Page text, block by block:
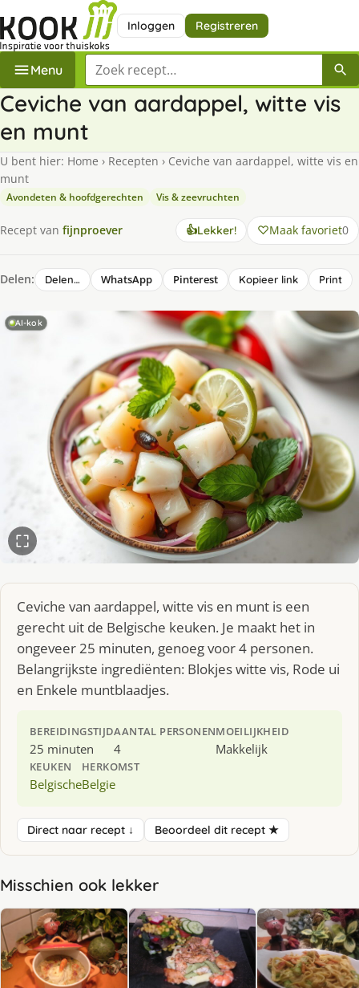
Inloggen Registreren
Menu Zoek een recept
Ceviche van aardappel, witte vis
en munt
U bent hier: Home › Recepten › Ceviche van aardappel, witte vis en
munt
Avondeten & hoofdgerechten Vis & zeevruchten
Recept van fijnproever 👍Lekker! Maak favoriet0
Delen: Delen… WhatsApp Pinterest Kopieer link Print
AI-kok
Ceviche van aardappel, witte vis en munt is een
gerecht uit de Belgische keuken. Je maakt het in
ongeveer 25 minuten, genoeg voor 4 personen.
Belangrijkste ingrediënten: Blokjes witte vis, Rode ui
en Enkele muntblaadjes.
BEREIDINGSTIJD
25 minuten
AANTAL PERSONEN
4
MOEILIJKHEID
Makkelijk
KEUKEN
Belgische
HERKOMST
Belgie
Direct naar recept ↓ Beoordeel dit recept ★
Misschien ook lekker